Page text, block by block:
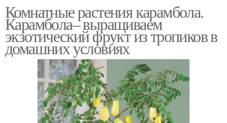
Комнатные растения карамбола.
Карамбола– выращиваем
экзотический фрукт из тропиков в
домашних условиях